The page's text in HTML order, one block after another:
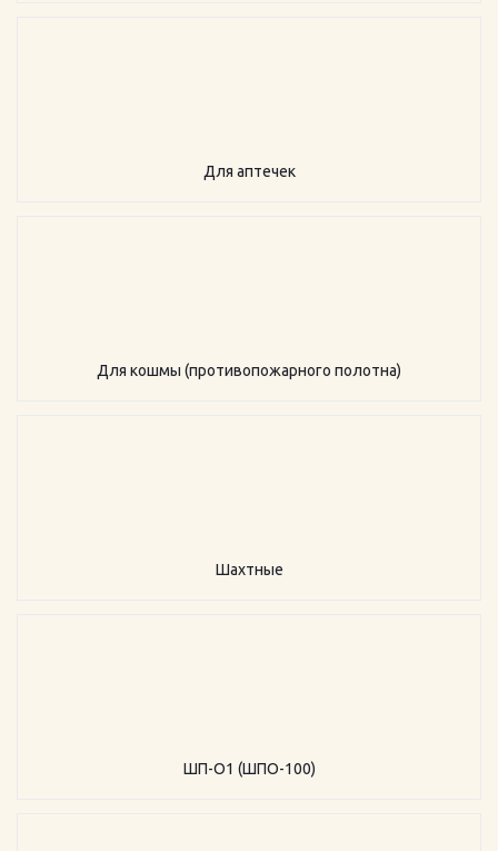
Для аптечек
Для кошмы (противопожарного полотна)
Шахтные
ШП-О1 (ШПО-100)